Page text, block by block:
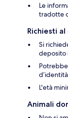
Le
tradotte
Richiesti
Si
deposito
L'età
Animali